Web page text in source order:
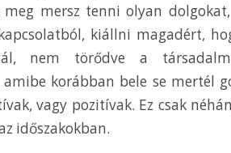
meg mersz tenni olyan
kiállni magadért,
nem törődve a
korábban bele se mertél
vagy pozitívak. Ez csak
időszakokban.